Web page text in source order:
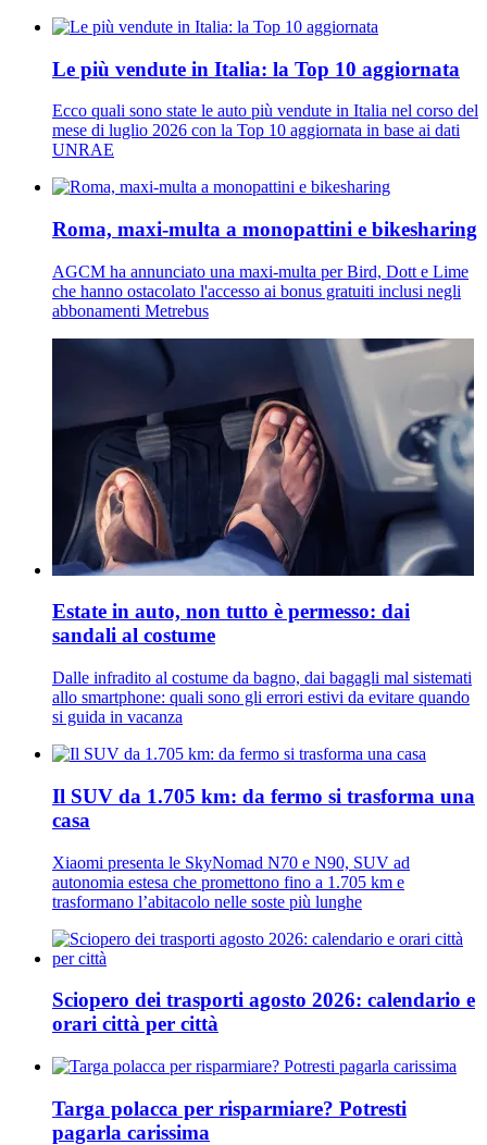
Le più vendute in Italia: la Top 10 aggiornata
Ecco quali sono state le auto più vendute in Italia nel corso del
mese di luglio 2026 con la Top 10 aggiornata in base ai dati
UNRAE
Roma, maxi-multa a monopattini e bikesharing
AGCM ha annunciato una maxi-multa per Bird, Dott e Lime
che hanno ostacolato l'accesso ai bonus gratuiti inclusi negli
abbonamenti Metrebus
Estate in auto, non tutto è permesso: dai
sandali al costume
Dalle infradito al costume da bagno, dai bagagli mal sistemati
allo smartphone: quali sono gli errori estivi da evitare quando
si guida in vacanza
Il SUV da 1.705 km: da fermo si trasforma una
casa
Xiaomi presenta le SkyNomad N70 e N90, SUV ad
autonomia estesa che promettono fino a 1.705 km e
trasformano l’abitacolo nelle soste più lunghe
Sciopero dei trasporti agosto 2026: calendario e
orari città per città
Targa polacca per risparmiare? Potresti
pagarla carissima